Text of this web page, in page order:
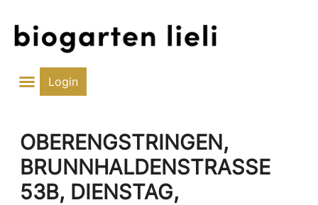
Inhalt
Login
OBERENGSTRINGEN,
BRUNNHALDENSTRASSE
53B, DIENSTAG,